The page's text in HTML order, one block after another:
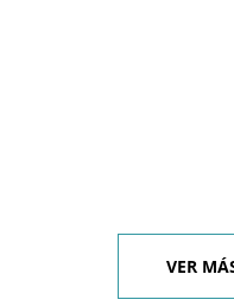
VER